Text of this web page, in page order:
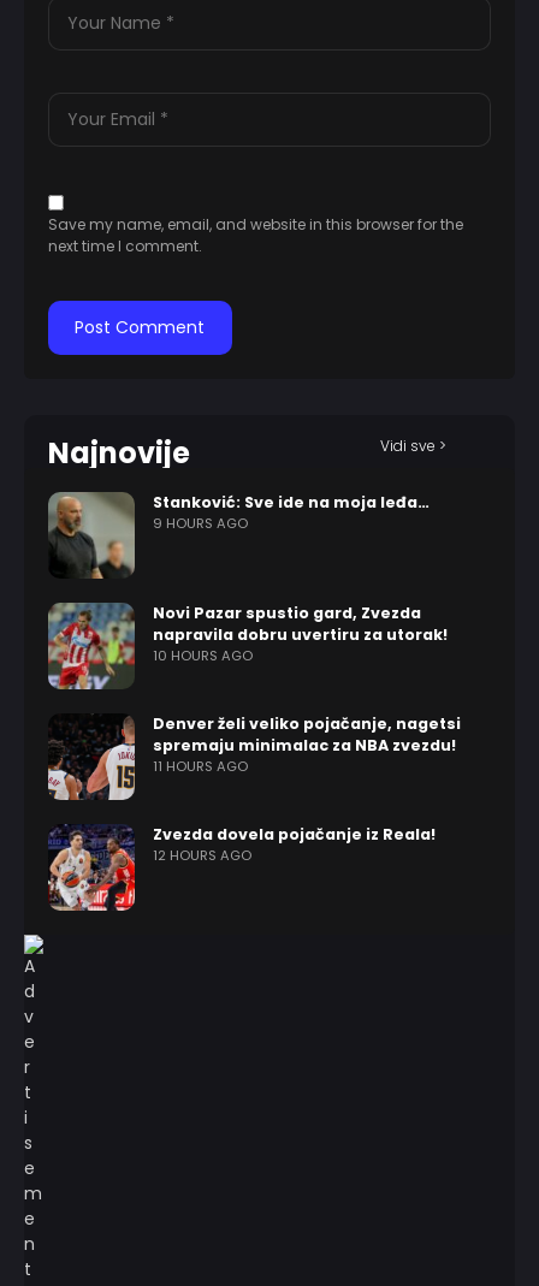
Save my name, email, and website in this browser for the
next time I comment.
Najnovije Vidi sve >
Stanković: Sve ide na moja leđa…
9 HOURS AGO
Novi Pazar spustio gard, Zvezda
napravila dobru uvertiru za utorak!
10 HOURS AGO
Denver želi veliko pojačanje, nagetsi
spremaju minimalac za NBA zvezdu!
11 HOURS AGO
Zvezda dovela pojačanje iz Reala!
12 HOURS AGO